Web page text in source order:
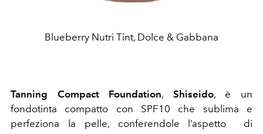
Blueberry Nutri Tint, Dolce & Gabbana
Tanning Compact Foundation, Shiseido, è un
fondotinta compatto con SPF10 che sublima e
perfeziona la pelle, conferendole l’aspetto di